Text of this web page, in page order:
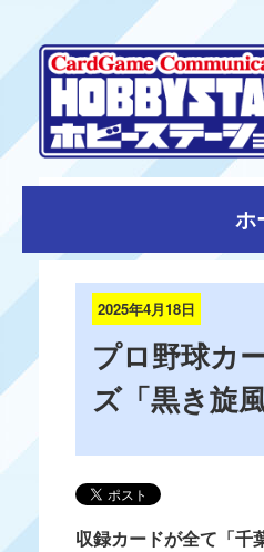
ホ
2025年4月18日
プロ野球カ
ズ「黒き旋
収録カードが全て「千